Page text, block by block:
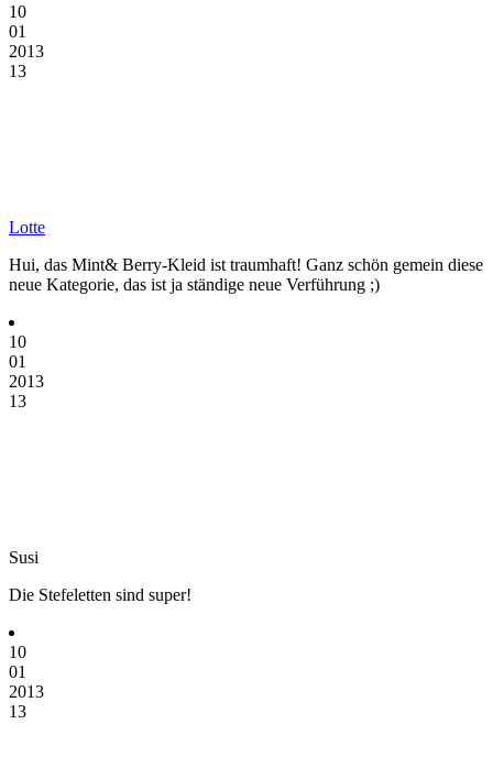
10
01
2013
13
Lotte
Hui, das Mint& Berry-Kleid ist traumhaft! Ganz schön gemein diese
neue Kategorie, das ist ja ständige neue Verführung ;)
10
01
2013
13
Susi
Die Stefeletten sind super!
10
01
2013
13